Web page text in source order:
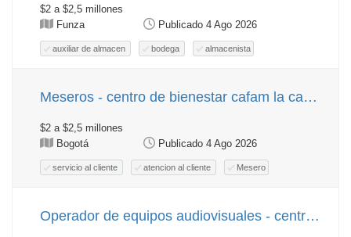
$2 a $2,5 millones
Funza
Publicado 4 Ago 2026
auxiliar de almacen bodega almacenista
Meseros - centro de bienestar cafam la candelaria
$2 a $2,5 millones
Bogotá
Publicado 4 Ago 2026
servicio al cliente atencion al cliente Mesero
Operador de equipos audiovisuales - centro de bienestar cafam la candelaria